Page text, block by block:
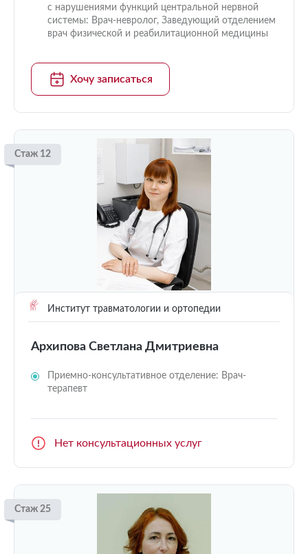
с нарушениями функций центральной нервной
системы: Врач-невролог, Заведующий отделением
врач физической и реабилитационной медицины
Хочу записаться
Стаж 12
Институт травматологии и ортопедии
Архипова Светлана Дмитриевна
Приемно-консультативное отделение: Врач-
терапевт
Нет консультационных услуг
Стаж 25